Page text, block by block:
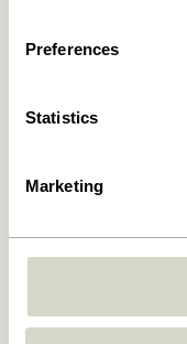
Preferences
Statistics
Marketing